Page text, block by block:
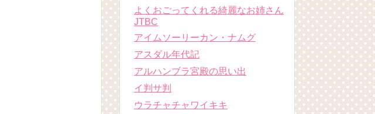
よくおごってくれる綺麗なお姉さん
JTBC
アイムソーリーカン・ナムグ
アスダル年代記
アルハンブラ宮殿の思い出
イ判サ判
ウラチャチャワイキキ